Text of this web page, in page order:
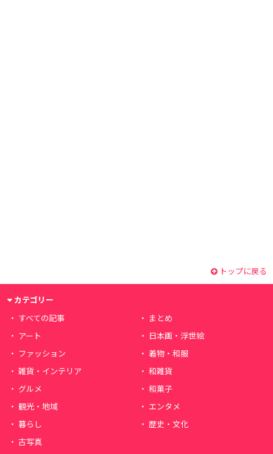
トップに戻る
カテゴリー
すべての記事
まとめ
アート
日本画・浮世絵
ファッション
着物・和服
雑貨・インテリア
和雑貨
グルメ
和菓子
観光・地域
エンタメ
暮らし
歴史・文化
古写真